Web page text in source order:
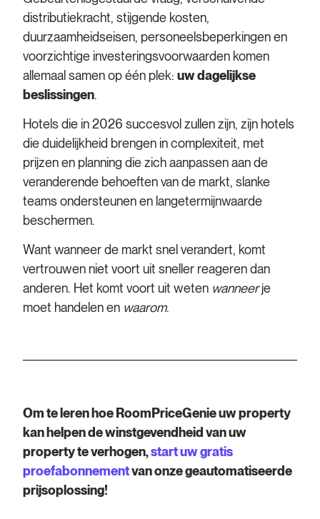
distributiekracht, stijgende kosten,
duurzaamheidseisen, personeelsbeperkingen en
voorzichtige investeringsvoorwaarden komen
allemaal samen op één plek:uw dagelijkse
beslissingen.
Hotels die in 2026 succesvol zullen zijn, zijn hotels
die duidelijkheid brengen in complexiteit, met
prijzen en planning die zich aanpassen aan de
veranderende behoeften van de markt, slanke
teams ondersteunen en langetermijnwaarde
beschermen.
Want wanneer de markt snel verandert, komt
vertrouwen niet voort uit sneller reageren dan
anderen. Het komt voort uit weten wanneerje
moet handelen en waarom.
Om te leren hoe RoomPriceGenie uw property
kan helpen de winstgevendheid van uw
property te verhogen,start uw gratis
proefabonnementvan onze geautomatiseerde
prijsoplossing!